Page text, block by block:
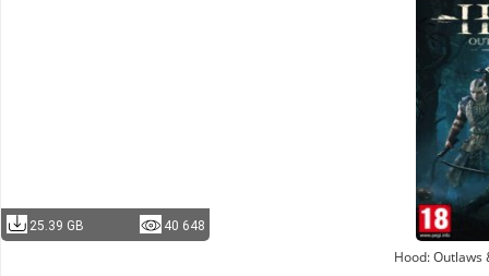
25.39 GB 40 648
Hood: Outlaws